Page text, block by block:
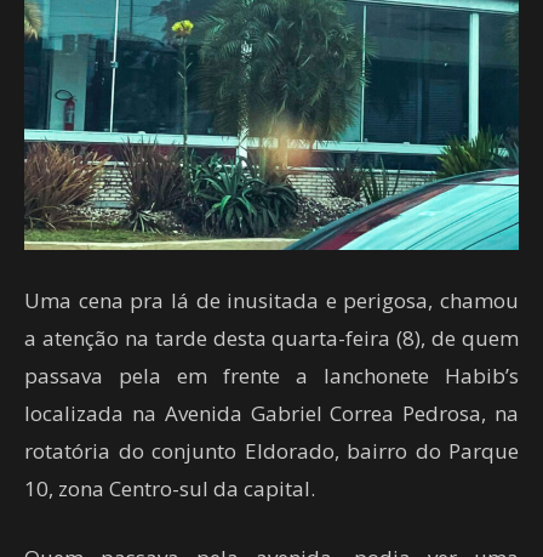
Uma cena pra lá de inusitada e perigosa, chamou
a atenção na tarde desta quarta-feira (8), de quem
passava pela em frente a lanchonete Habib’s
localizada na Avenida Gabriel Correa Pedrosa, na
rotatória do conjunto Eldorado, bairro do Parque
10, zona Centro-sul da capital.